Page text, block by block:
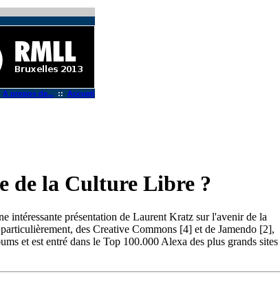
A propos de... :: Accueil
de la Culture Libre ?
intéressante présentation de Laurent Kratz sur l'avenir de la
des Creative Commons [4] et de Jamendo [2],
et est entré dans le Top 100.000 Alexa des plus grands sites